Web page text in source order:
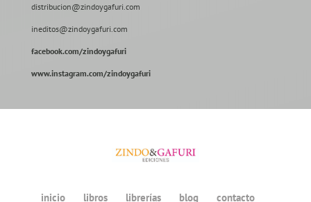
distribucion@zindoygafuri.com
ineditos@zindoygafuri.com
facebook.com/zindoygafuri
www.instagram.com/zindoygafuri
inicio libros librerías blog contacto